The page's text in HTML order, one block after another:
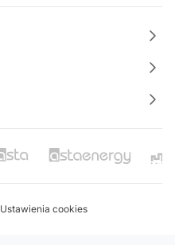
Ustawienia cookies